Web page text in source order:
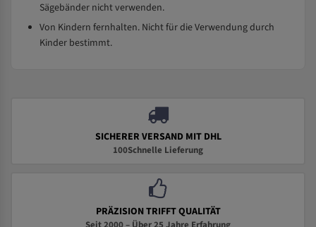
Sägebänder nicht verwenden.
Von Kindern fernhalten. Nicht für die Verwendung durch
Kinder bestimmt.
SICHERER VERSAND MIT DHL
100Schnelle Lieferung
PRÄZISION TRIFFT QUALITÄT